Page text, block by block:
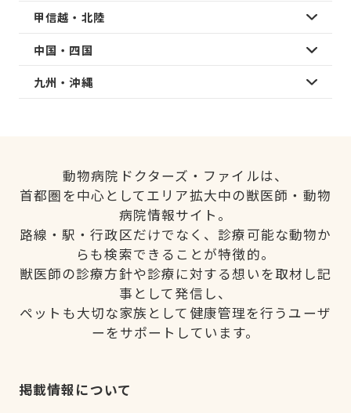
甲信越・北陸
中国・四国
九州・沖縄
動物病院ドクターズ・ファイルは、
首都圏を中心としてエリア拡大中の獣医師・動物
病院情報サイト。
路線・駅・行政区だけでなく、診療可能な動物か
らも検索できることが特徴的。
獣医師の診療方針や診療に対する想いを取材し記
事として発信し、
ペットも大切な家族として健康管理を行うユーザ
ーをサポートしています。
掲載情報について